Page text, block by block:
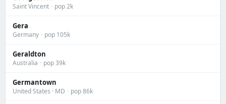
Saint Vincent · pop 2k
Gera
Germany · pop 105k
Geraldton
Australia · pop 39k
Germantown
United States · MD · pop 86k